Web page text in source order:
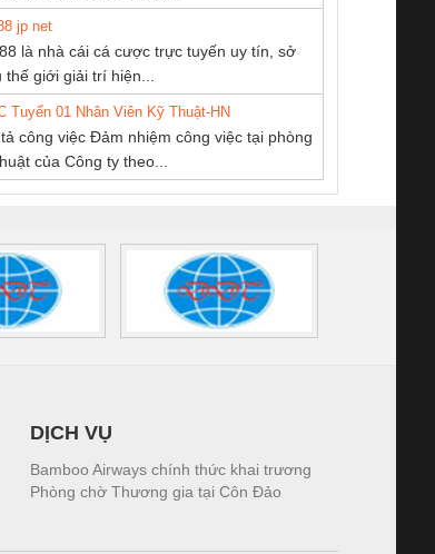
16I+
Bộ chỉnh lưu nguồn
điện TRANSCLINIC
BKE 1K5.4
(7791400879)2. Giá
Nẹp nhôm chống
trơn Đà Nẵng
CỔ
VÀ
ĐÌNH
Thương Mại SX
Ba Miền
ĐỘNG TIẾN
jp net
là nhà cái cá cược trực tuyến uy tín, sở
thế giới giải trí hiện...
Tuyển 01 Nhân Viên Kỹ Thuật-HN
công việc Đảm nhiệm công việc tại phòng
của Công ty theo...
DỊCH VỤ
Bamboo Airways chính thức khai trương
Phòng chờ Thương gia tại Côn Đảo